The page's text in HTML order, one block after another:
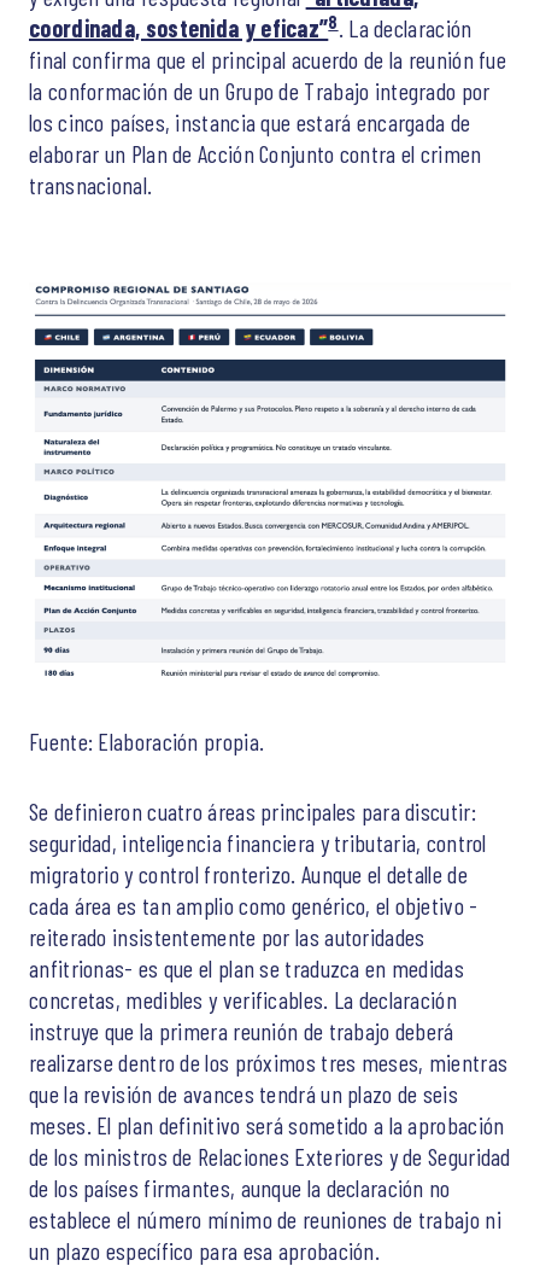
coordinada, sostenida y eficaz”8. La declaración
final confirma que el principal acuerdo de la reunión fue
la conformación de un Grupo de Trabajo integrado por
los cinco países, instancia que estará encargada de
elaborar un Plan de Acción Conjunto contra el crimen
transnacional.
Fuente: Elaboración propia.
Se definieron cuatro áreas principales para discutir:
seguridad, inteligencia financiera y tributaria, control
migratorio y control fronterizo. Aunque el detalle de
cada área es tan amplio como genérico, el objetivo -
reiterado insistentemente por las autoridades
anfitrionas- es que el plan se traduzca en medidas
concretas, medibles y verificables. La declaración
instruye que la primera reunión de trabajo deberá
realizarse dentro de los próximos tres meses, mientras
que la revisión de avances tendrá un plazo de seis
meses. El plan definitivo será sometido a la aprobación
de los ministros de Relaciones Exteriores y de Seguridad
de los países firmantes, aunque la declaración no
establece el número mínimo de reuniones de trabajo ni
un plazo específico para esa aprobación.